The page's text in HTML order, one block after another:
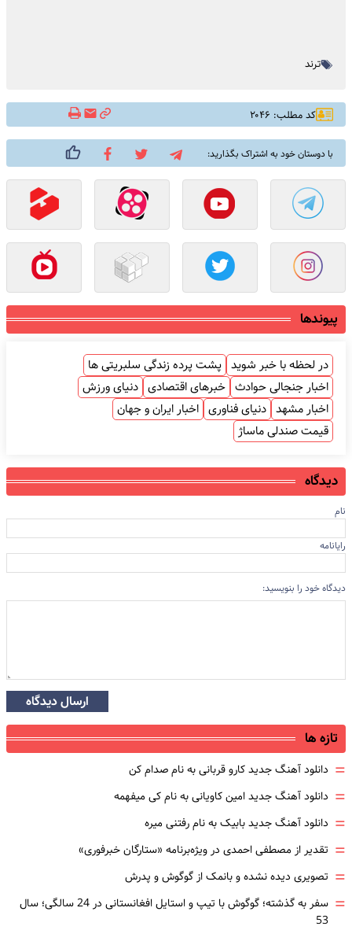
ترند
کد مطلب: ۲۰۴۶
با دوستان خود به اشتراک بگذارید:
پیوندها
در لحظه با خبر شوید پشت پرده زندگی سلبریتی ها
اخبار جنجالی حوادث خبرهای اقتصادی دنیای ورزش
اخبار مشهد دنیای فناوری اخبار ایران و جهان
قیمت صندلی ماساژ
دیدگاه
نام
رایانامه
دیدگاه خود را بنویسید:
ارسال دیدگاه
تازه ها
= دانلود آهنگ جدید کارو قربانی به نام صدام کن
= دانلود آهنگ جدید امین کاویانی به نام کی میفهمه
= دانلود آهنگ جدید بابیک به نام رفتنی میره
= تقدیر از مصطفی احمدی در ویژه‌برنامه «ستارگان خبرفوری»
= تصویری دیده نشده و بانمک از گوگوش و پدرش
=
سفر به گذشته؛ گوگوش با تیپ و استایل افغانستانی در 24 سالگی؛ سال
53